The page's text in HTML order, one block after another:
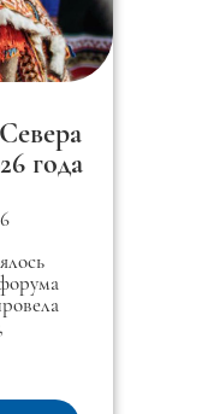
года